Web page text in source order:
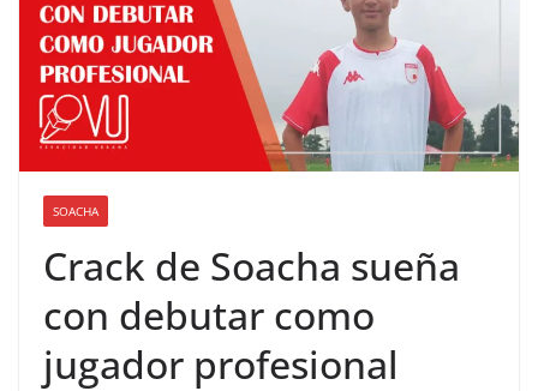
SOACHA
Crack de Soacha sueña
con debutar como
jugador profesional